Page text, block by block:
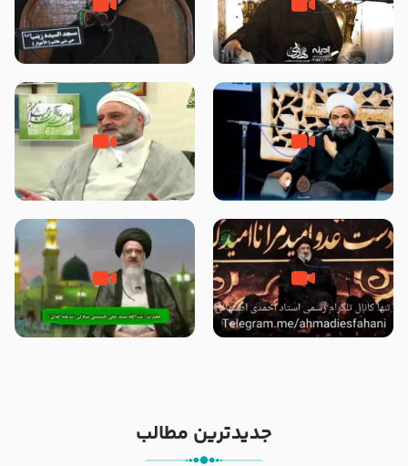
چه کسانی پیامبر صلی الله علیه و
آله را مسموم کردند ؟ – حجت
رزیة الخمیس و اهانت برخی صحابه
به پیامبر اکرم (ص) چه اتفاقی رخ
بیرون انداختند ؟!!!!! – سید محمد
موسوی
رحلت یا شهادت پیامبر (صلی الله
علیه و آله) ؟ – حجت الاسلام
علت برتری پیامبر اسلام بر سایر
پیامبران از زبان امیرالمؤمنین
خیانت و جفا به پیامبر با بکار بردن
کلمه رحلت بجای شهادت – حجت
آیا پیامبر اکرم صلی الله علیه وآله
بدون وصیت از دنیا رفته ‌اند؟ – آیت
جدیدترین مطالب